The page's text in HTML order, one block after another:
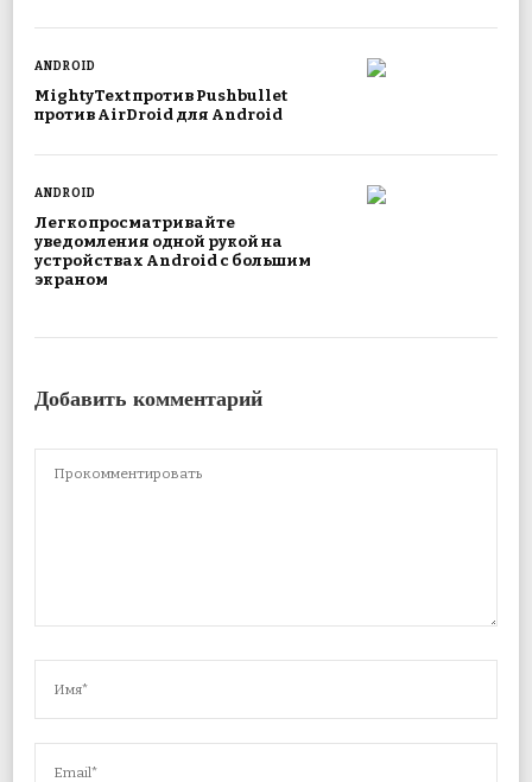
ANDROID
MightyText против Pushbullet
против AirDroid для Android
ANDROID
Легко просматривайте
уведомления одной рукой на
устройствах Android с большим
экраном
Добавить комментарий